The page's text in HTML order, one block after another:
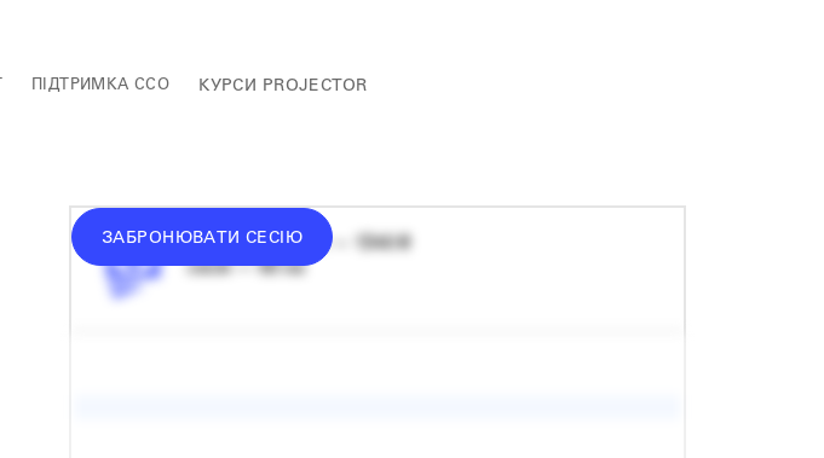
ПІДТРИМКА ССО КУРСИ PROJECTOR
ЗАБРОНЮВАТИ СЕСІЮ
середній донат — 1340 ₴
сесія — 60 хв